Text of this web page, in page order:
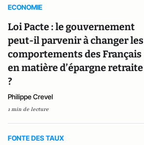
ECONOMIE
Loi Pacte : le gouvernement
peut-il parvenir à changer les
comportements des Français
en matière d’épargne retraite
?
Philippe Crevel
1 min de lecture
FONTE DES TAUX